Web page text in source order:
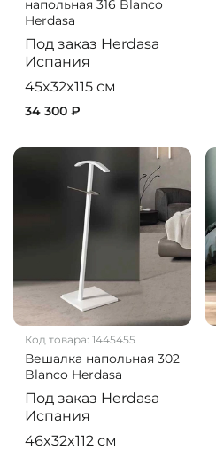
напольная 316 Blanco
Herdasa
Под заказ Herdasa
Испания
45x32x115 см
34 300 ₽
Код товара: 1445455
Вешалка напольная 302
Blanco Herdasa
Под заказ Herdasa
Испания
46x32x112 см